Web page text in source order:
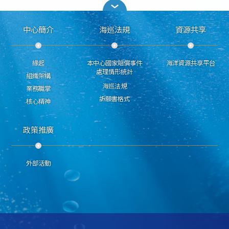
中心簡介
緣起
組織架構
業務職掌
核心精神
海巡法規
本中心國家賠償事件
處理情形統計
海巡法規
訴願書格式
資源共享
海洋資源共享平台
政策推廣
外部活動